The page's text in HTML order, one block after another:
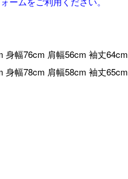
身幅76cm 肩幅56cm 袖丈64cm
身幅78cm 肩幅58cm 袖丈65cm